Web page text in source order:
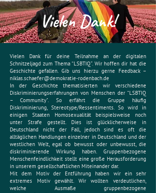
Vielen Dank!
Vielen Dank für deine Teilnahme an der digitalen
Schnitzeljagd zum Thema “LSBTIQ”. Wir hoffen dir hat die
Geschichte gefallen. Gib uns hierzu gerne Feedback –
niklas.schaefer@demokratie-rodenbach.de
In der Geschichte thematisierten wir verschiedene
Diskriminierungserfahrungen von Menschen der “LSBTIQ
– Community". So erfährt die Gruppe häufig
Diskriminierung, Stereotype/Ressentiments. So wird in
einigen Staaten Homosexualität beispielsweise noch
unter Strafe gestellt. Dies ist glücklicherweise in
Deutschland nicht der Fall, jedoch sind es oft die
alltäglichen Handlungen einzelner in Deutschland und der
westlichen Welt, egal ob bewusst oder unbewusst, die
diskriminierende Wirkung haben. Gruppenbezogene
Menschenfeindlichkeit stellt eine große Herausforderung
in unserem gesellschaftlichen Miteinander dar.
Mit dem Motiv der Entführung haben wir ein sehr
extremes Motiv gewählt. Wir wollten verdeutlichen,
welche Ausmaße gruppenbezogene